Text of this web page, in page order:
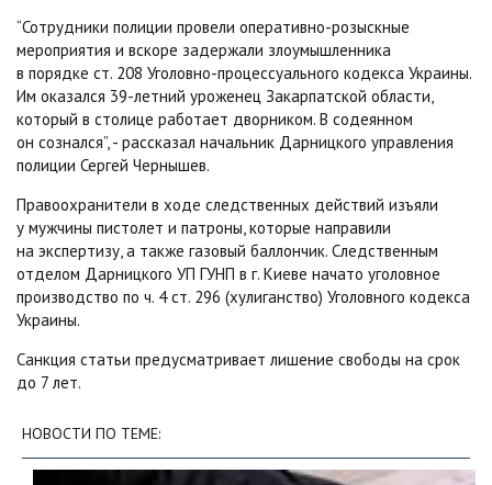
“Сотрудники полиции провели оперативно-розыскные
мероприятия и вскоре задержали злоумышленника
в порядке ст. 208 Уголовно-процессуального кодекса Украины.
Им оказался 39-летний уроженец Закарпатской области,
который в столице работает дворником. В содеянном
он сознался”, - рассказал начальник Дарницкого управления
полиции Сергей Чернышев.
Правоохранители в ходе следственных действий изъяли
у мужчины пистолет и патроны, которые направили
на экспертизу, а также газовый баллончик. Следственным
отделом Дарницкого УП ГУНП в г. Киеве начато уголовное
производство по ч. 4 ст. 296 (хулиганство) Уголовного кодекса
Украины.
Санкция статьи предусматривает лишение свободы на срок
до 7 лет.
НОВОСТИ ПО ТЕМЕ: